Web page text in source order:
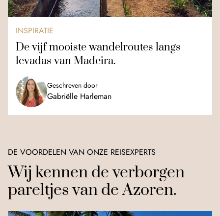
INSPIRATIE
De vijf mooiste wandelroutes langs
levadas van Madeira.
Geschreven door
Gabriëlle Harleman
DE VOORDELEN VAN ONZE REISEXPERTS
Wij kennen de verborgen
pareltjes van de Azoren.